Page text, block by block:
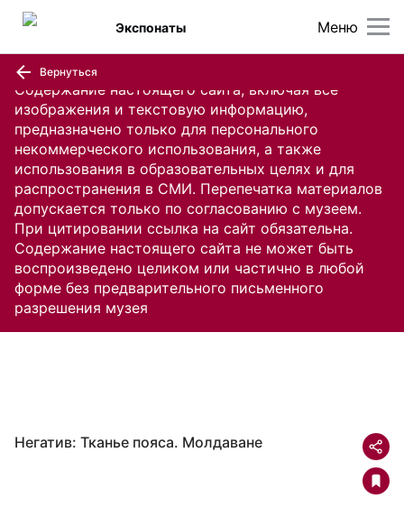
Содержание настоящего сайта, включая все
изображения и текстовую информацию,
предназначено только для персонального
некоммерческого использования, а также
использования в образовательных целях и для
распространения в СМИ. Перепечатка материалов
допускается только по согласованию с музеем.
При цитировании ссылка на сайт обязательна.
Содержание настоящего сайта не может быть
воспроизведено целиком или частично в любой
форме без предварительного письменного
разрешения музея
Меню
Экспонаты
Вернуться
Негатив: Тканье пояса. Молдаване